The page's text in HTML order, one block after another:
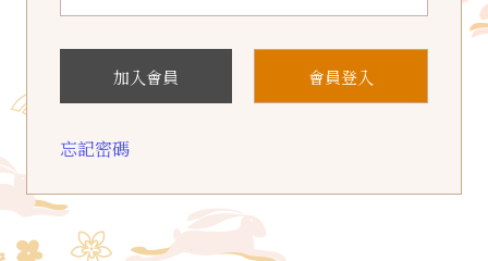
加入會員 會員登入
忘記密碼